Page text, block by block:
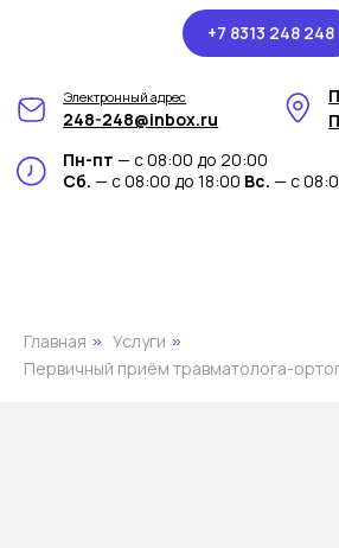
+7 8313 248 248
Пн-пт — с 08:00 до 20:00
Сб.— с 08:00 до 18:00Вс.— с 08:00 до 15:00
Главная » Услуги »
Первичный приём травматолога-